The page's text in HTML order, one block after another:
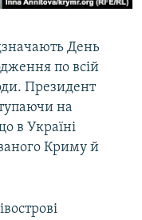
День
по всій
Президент
на
в Україні
Криму й